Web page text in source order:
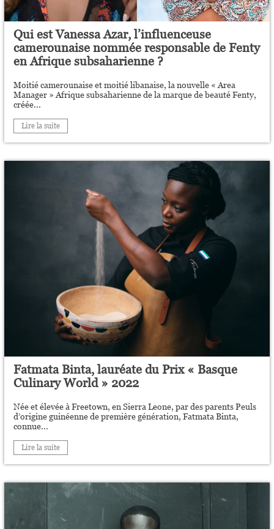
Qui est Vanessa Azar, l’influenceuse
camerounaise nommée responsable de Fenty
en Afrique subsaharienne ?
Moitié camerounaise et moitié libanaise, la nouvelle « Area
Manager » Afrique subsaharienne de la marque de beauté Fenty,
créée...
Lire la suite
Fatmata Binta, lauréate du Prix « Basque
Culinary World » 2022
Née et élevée à Freetown, en Sierra Leone, par des parents Peuls
d’origine guinéenne de première génération, Fatmata Binta,
connue...
Lire la suite